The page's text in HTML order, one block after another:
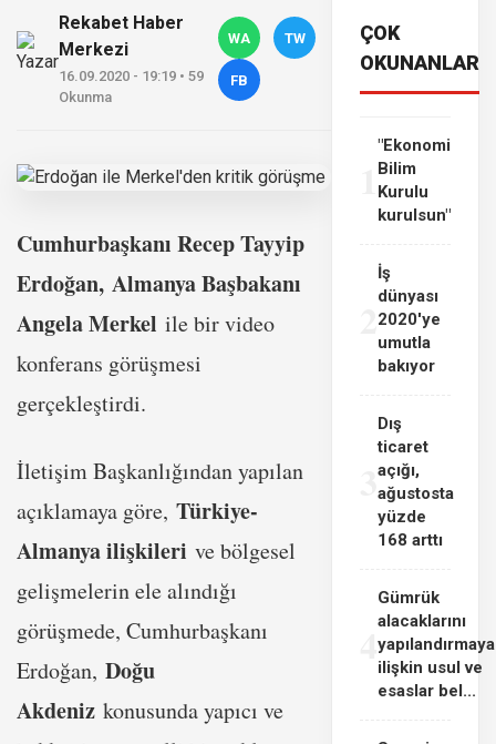
Rekabet Haber
Merkezi
16.09.2020 - 19:19 • 59
Okunma
WA TW
FB
Cumhurbaşkanı Recep Tayyip
Erdoğan, Almanya Başbakanı
Angela Merkel ile bir video
konferans görüşmesi
gerçekleştirdi.
İletişim Başkanlığından yapılan
açıklamaya göre, Türkiye-
Almanya ilişkileri ve bölgesel
gelişmelerin ele alındığı
görüşmede, Cumhurbaşkanı
Erdoğan, Doğu
Akdeniz konusunda yapıcı ve
ÇOK
OKUNANLAR
"Ekonomi
Bilim
Kurulu
kurulsun"
İş
dünyası
2020'ye
umutla
bakıyor
3
Dış
ticaret
açığı,
ağustosta
yüzde
168 arttı
4
Gümrük
alacaklarını
yapılandırmaya
ilişkin usul ve
esaslar bel...